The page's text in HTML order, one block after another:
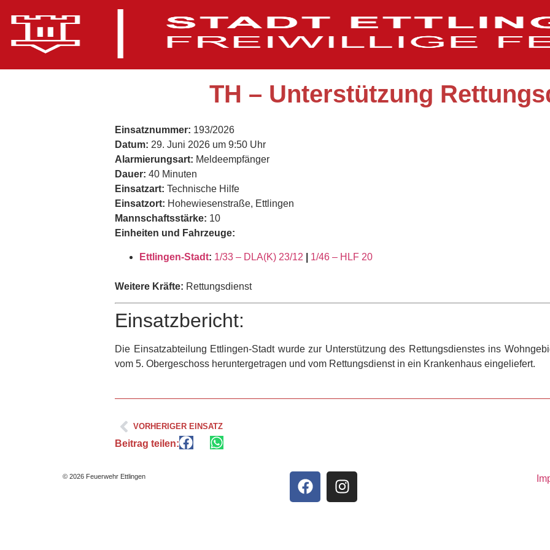
TH – Unterstützung
Einsatznummer: 193/2026
Datum: 29. Juni 2026 um 9:50 Uhr
Alarmierungsart: Meldeempfänger
Dauer: 40 Minuten
Einsatzart: Technische Hilfe
Einsatzort: Hohewiesenstraße, Ettlingen
Mannschaftsstärke: 10
Einheiten und Fahrzeuge:
Ettlingen-Stadt: 1/33 – DLA(K) 23/12 1/46 – HLF 20
Weitere Kräfte: Rettungsdienst
Einsatzbericht:
Die Einsatzabteilung Ettlingen-Stadt wurde zur Unterstützung des Rettungsdienstes ins
vom 5. Obergeschoss heruntergetragen und vom Rettungsdienst in ein Krankenhaus eingeliefert.
VORHERIGER EINSATZ
Beitrag teilen:
© 2026 Feuerwehr Ettlingen